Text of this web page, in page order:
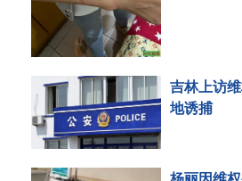
吉林上访
地诱捕